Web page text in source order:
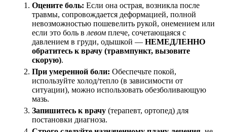
Оцените боль: Если она острая, возникла после
травмы, сопровождается деформацией, полной
невозможностью пошевелить рукой, онемением или
если это боль в левом плече, сочетающаяся с
давлением в груди, одышкой — НЕМЕДЛЕННО
обратитесь к врачу (травмпункт, вызовите
скорую).
При умеренной боли: Обеспечьте покой,
используйте холод/тепло (в зависимости от
ситуации), можно использовать обезболивающую
мазь.
Запишитесь к врачу (терапевт, ортопед) для
постановки диагноза.